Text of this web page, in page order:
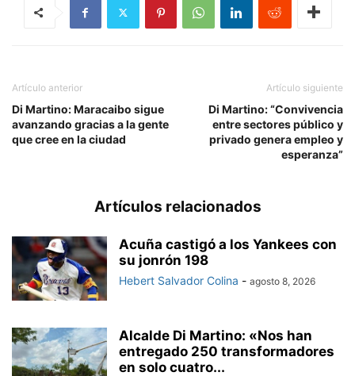
Artículo anterior
Di Martino: Maracaibo sigue
avanzando gracias a la gente
que cree en la ciudad
Artículo siguiente
Di Martino: “Convivencia
entre sectores público y
privado genera empleo y
esperanza”
Artículos relacionados
Acuña castigó a los Yankees con
su jonrón 198
Hebert Salvador Colina - agosto 8, 2026
Alcalde Di Martino: «Nos han
entregado 250 transformadores
en solo cuatro...